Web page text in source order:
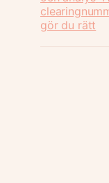
gör du rätt